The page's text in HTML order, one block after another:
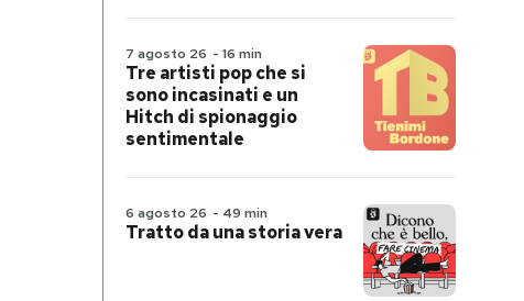
7 agosto 26 - 16 min
Tre artisti pop che si
sono incasinati e un
Hitch di spionaggio
sentimentale
6 agosto 26 - 49 min
Tratto da una storia vera